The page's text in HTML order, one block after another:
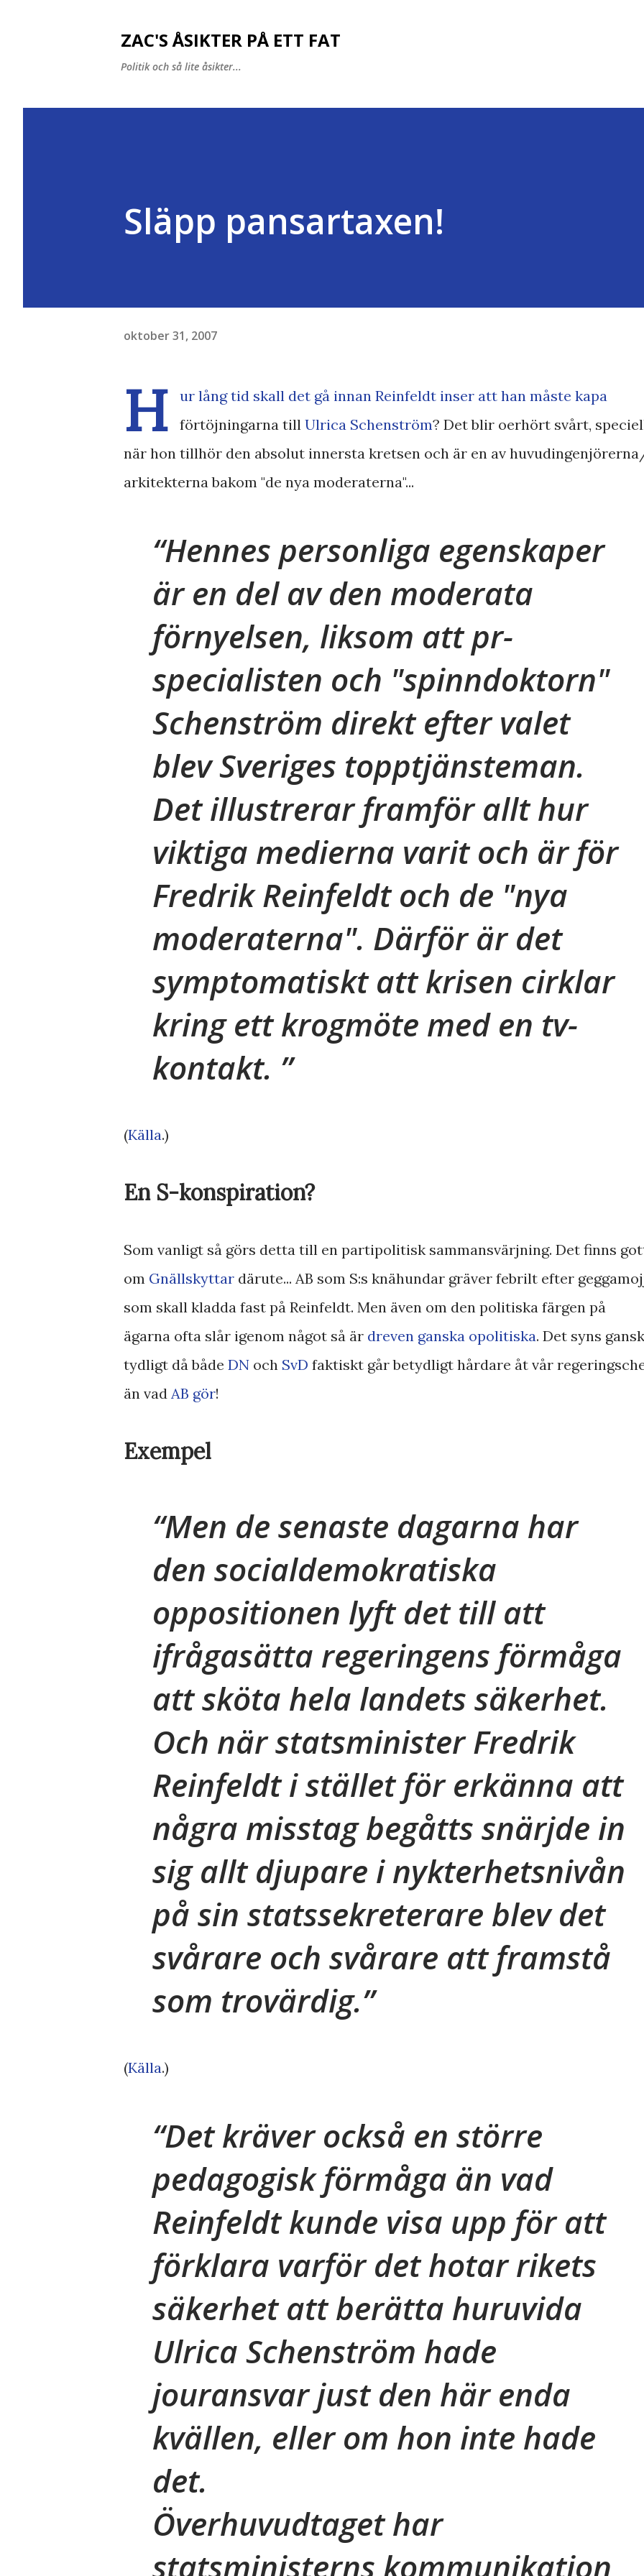
ZAC'S ÅSIKTER PÅ ETT FAT
Politik och så lite åsikter...
Släpp pansartaxen!
oktober 31, 2007
H
ur lång tid skall det gå innan Reinfeldt inser att han måste kapa
förtöjningarna till Ulrica Schenström? Det blir oerhört svårt,
när hon tillhör den absolut innersta kretsen och är en av
arkitekterna bakom "de nya moderaterna"...
Hennes personliga egenskaper
är en del av den moderata
förnyelsen, liksom att pr-
specialisten och "spinndoktorn"
Schenström direkt efter valet
blev Sveriges topptjänsteman.
Det illustrerar framför allt hur
viktiga medierna varit och är för
Fredrik Reinfeldt och de "nya
moderaterna". Därför är det
symptomatiskt att krisen cirklar
kring ett krogmöte med en tv-
kontakt.
(Källa.)
En S-konspiration?
Som vanligt så görs detta till en partipolitisk sammansvärjning. Det finns
om Gnällskyttar därute... AB som S:s knähundar gräver febrilt efter
som skall kladda fast på Reinfeldt. Men även om den politiska färgen på
ägarna ofta slår igenom något så är dreven ganska opolitiska. Det syns
tydligt då både DN och SvD faktiskt går betydligt hårdare åt vår
än vad AB gör!
Exempel
Men de senaste dagarna har
den socialdemokratiska
oppositionen lyft det till att
ifrågasätta regeringens förmåga
att sköta hela landets säkerhet.
Och när statsminister Fredrik
Reinfeldt i stället för erkänna att
några misstag begåtts snärjde in
sig allt djupare i nykterhetsnivån
på sin statssekreterare blev det
svårare och svårare att framstå
som trovärdig.
(Källa.)
Det kräver också en större
pedagogisk förmåga än vad
Reinfeldt kunde visa upp för att
förklara varför det hotar rikets
säkerhet att berätta huruvida
Ulrica Schenström hade
jouransvar just den här enda
kvällen, eller om hon inte hade
det.
Överhuvudtaget har
statsministerns kommunikation